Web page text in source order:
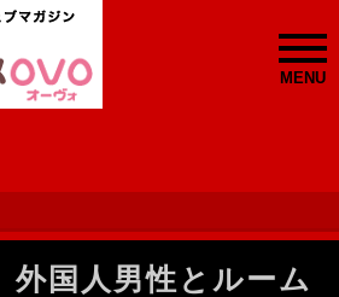
MENU
外国人男性とルーム